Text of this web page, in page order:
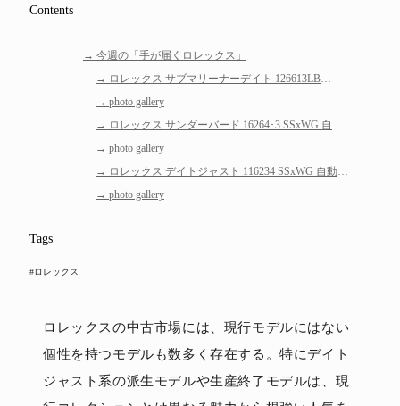
Contents
今週の「手が届くロレックス」
ロレックス サブマリーナーデイト 126613LB
photo gallery
ロレックス サンダーバード 16264･3 SSxWG 自動
photo gallery
ロレックス デイトジャスト 116234 SSxWG 自動巻
photo gallery
Tags
#ロレックス
ロレックスの中古市場には、現行モデルにはない
個性を持つモデルも数多く存在する。特にデイト
ジャスト系の派生モデルや生産終了モデルは、現